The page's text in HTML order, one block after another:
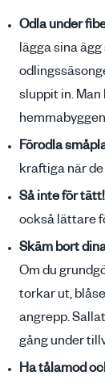
Odla under
lägga sina
sluppit in.
Förodla
kraftiga när
Så inte för tätt!
också lättare
Skäm bort
Om du
torkar ut,
angrepp.
gång under
Ha tålamod